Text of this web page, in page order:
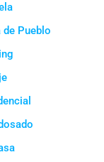
de Pueblo